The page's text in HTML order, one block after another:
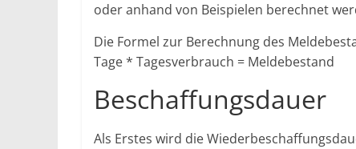
oder anhand von Beispielen berechnet
Die Formel zur Berechnung des
Tage * Tagesverbrauch = Meldebestand
Beschaffungsdauer
Als Erstes wird die